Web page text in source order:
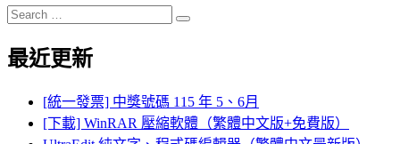
Search
for:
Search
最近更新
[統一發票] 中獎號碼 115 年 5、6月
[下載] WinRAR 壓縮軟體（繁體中文版+免費版）